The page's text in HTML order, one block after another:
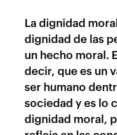
La dignidad
dignidad de las
un hecho moral.
decir, que es un
ser humano
sociedad y es lo
dignidad moral,